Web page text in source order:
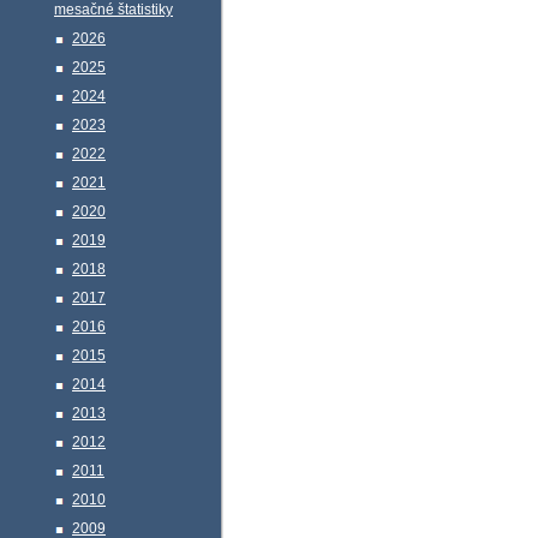
mesačné štatistiky
2026
2025
2024
2023
2022
2021
2020
2019
2018
2017
2016
2015
2014
2013
2012
2011
2010
2009